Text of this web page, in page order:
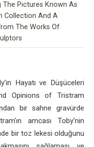
The Pictures Known As
Collection And A
The Works Of
Hayatı ve Düşüceleri
Opinions of Tristram
bir sahne gravürde
amcası Toby'nin
bir toz lekesi olduğunu